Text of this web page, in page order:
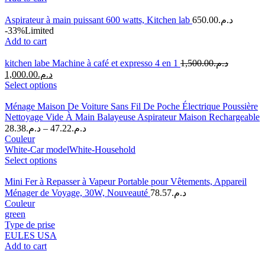
Aspirateur à main puissant 600 watts, Kitchen lab د.م.650.00
-33%Limited
Add to cart
kitchen labe Machine à café et expresso 4 en 1 د.م.1,500.00
د.م.1,000.00
Select options
Ménage Maison De Voiture Sans Fil De Poche Électrique Poussière
Nettoyage Vide À Main Balayeuse Aspirateur Maison Rechargeable
د.م.28.38 – د.م.47.22
Couleur
White-Car modelWhite-Household
Select options
Mini Fer à Repasser à Vapeur Portable pour Vêtements, Appareil
Ménager de Voyage, 30W, Nouveauté
د.م.78.57
Couleur
green
Type de prise
EULES USA
Add to cart